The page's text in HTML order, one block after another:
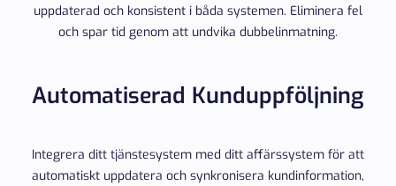
uppdaterad och konsistent i båda systemen. Eliminera fel
och spar tid genom att undvika dubbelinmatning.
Automatiserad Kunduppföljning
Integrera ditt tjänstesystem med ditt affärssystem för att
automatiskt uppdatera och synkronisera kundinformation,